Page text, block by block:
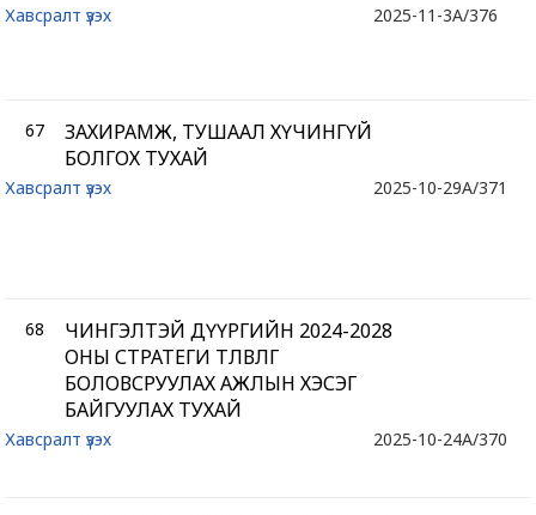
2025-11-3A/376
Хавсралт үзэх
67
ЗАХИРАМЖ, ТУШААЛ ХҮЧИНГҮЙ
БОЛГОХ ТУХАЙ
2025-10-29A/371
Хавсралт үзэх
68
ЧИНГЭЛТЭЙ ДҮҮРГИЙН 2024-2028
ОНЫ СТРАТЕГИ ТӨЛӨВЛӨГӨӨ
БОЛОВСРУУЛАХ АЖЛЫН ХЭСЭГ
БАЙГУУЛАХ ТУХАЙ
2025-10-24A/370
Хавсралт үзэх